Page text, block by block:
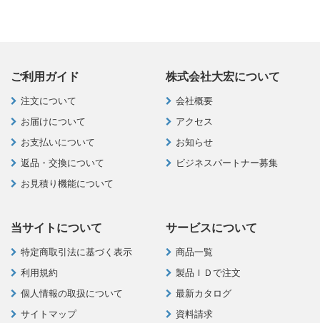
ご利用ガイド
注文について
お届けについて
お支払いについて
返品・交換について
お見積り機能について
株式会社大宏について
会社概要
アクセス
お知らせ
ビジネスパートナー募集
当サイトについて
特定商取引法に基づく表示
利用規約
個人情報の取扱について
サイトマップ
サービスについて
商品一覧
製品ＩＤで注文
最新カタログ
資料請求